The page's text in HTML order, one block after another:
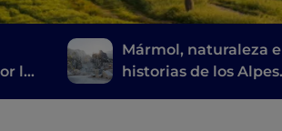
la
Mármol, naturaleza e
historias de los Alpes